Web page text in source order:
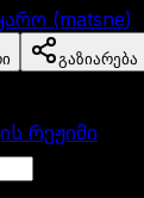
(matsne)
გაზიარება
რეჟიმი